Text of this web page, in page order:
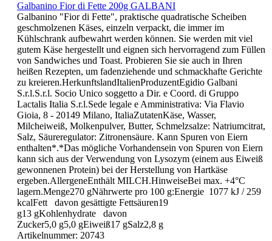
Galbanino Fior di Fette 200g GALBANI
Galbanino "Fior di Fette", praktische quadratische Scheiben
geschmolzenen Käses, einzeln verpackt, die immer im
Kühlschrank aufbewahrt werden können. Sie werden mit viel
gutem Käse hergestellt und eignen sich hervorragend zum Füllen
von Sandwiches und Toast. Probieren Sie sie auch in Ihren
heißen Rezepten, um fadenziehende und schmackhafte Gerichte
zu kreieren.HerkunftslandItalienProduzentEgidio Galbani
S.r.l.S.r.l. Socio Unico soggetto a Dir. e Coord. di Gruppo
Lactalis Italia S.r.l.Sede legale e Amministrativa: Via Flavio
Gioia, 8 - 20149 Milano, ItaliaZutatenKäse, Wasser,
Milcheiweiß, Molkenpulver, Butter, Schmelzsalze: Natriumcitrat,
Salz, Säureregulator: Zitronensäure. Kann Spuren von Eiern
enthalten*.*Das mögliche Vorhandensein von Spuren von Eiern
kann sich aus der Verwendung von Lysozym (einem aus Eiweiß
gewonnenen Protein) bei der Herstellung von Hartkäse
ergeben.AllergeneEnthält MILCH.HinweiseBei max. +4°C
lagern.Menge270 gNährwerte pro 100 g:Energie 1077 kJ / 259
kcalFett davon gesättigte Fettsäuren19
g13 gKohlenhydrate davon
Zucker5,0 g5,0 gEiweiß17 gSalz2,8 g
Artikelnummer: 20743